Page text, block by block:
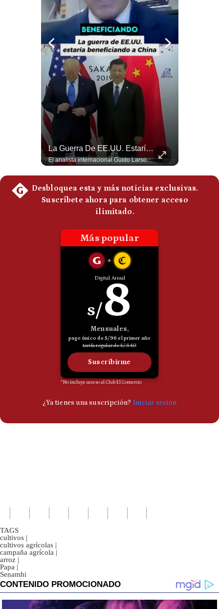
Condiciones
Politica
De
Cookies
La Guerra De EE.UU. Estaría Beneficiando A China | Gestión Mundo
El analista internacional Guido Larson cuestiona la estrategia comercial estadounidense. Menciona los aranceles impuestos incluso a países latinoamericanos y contrasta esa política con el avance de China. Además, señala que Pekín controla aproximadamente el 90% del mercado de tierras raras y concluye con una paradoja: el conflicto iniciado por Washington estaría beneficiando indirectamente a uno de sus principales competidores. 🚀 ¿Quieres entender el mundo sin ruido? Únete a nuestra comunidad y forma parte del cambio. #GestiónNewsroomLive #NoticiasGlobales #AnálisisGeopolítico #EconomíaMundial #IA #Geopolítica #LatinosEnUSA #NoticiasEnEspañol 👉 Suscríbete y activa la campana para no perderte nuestro análisis diario. 🌎 Síguenos en nuestras redes sociales: 📌 Web oficial: https://gestion.pe/mundo/ 📌 LinkedIn: http://bit.ly/3HYIET0 📌 X (Twitter): http://bit.ly/4noZtX9 📌 TikTok: http://bit.ly/4evB6TO
TAGS
cultivos |
cultivos agrícolas |
campaña agrícola |
arroz |
Papa |
Senamhi